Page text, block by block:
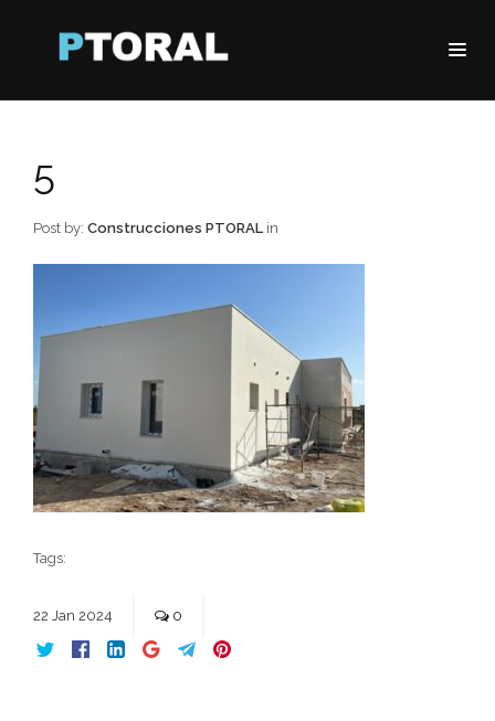
5
Post by: Construcciones PTORAL in
Tags:
22 Jan 2024 0